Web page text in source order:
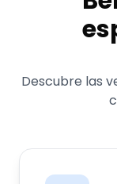
Descubre las